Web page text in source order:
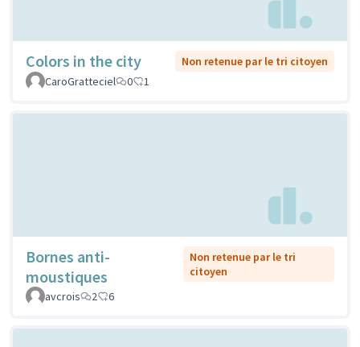
Colors in the city
Non retenue par le tri citoyen
CaroGratteciel
0 1
Bornes anti-
moustiques
Non retenue par le tri
citoyen
avcrois
2 6